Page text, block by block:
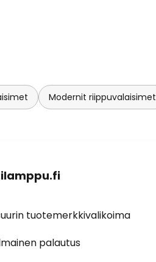
Modernit riippuvalaisimet
tuotemerkkivalikoima
palautus